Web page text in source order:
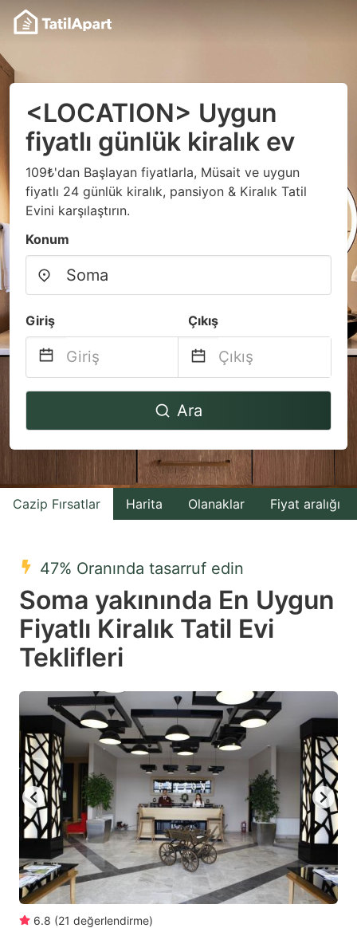
<LOCATION> Uygun
fiyatlı günlük kiralık ev
109₺'dan Başlayan fiyatlarla, Müsait ve uygun
fiyatlı 24 günlük kiralık, pansiyon & Kiralık Tatil
Evini karşılaştırın.
Konum
Giriş Çıkış
Navigate
to
interact
with
the
select
a
date.
Press
question
mark
key
get
the
keyboard
shortcuts
for
changing
Navigate
to
interact
with
the
select
a
date.
question
mark
key
to
the
keyboard
shortcuts
for
Ara
Cazip Fırsatlar Harita Olanaklar Fiyat aralığı
47% Oranında tasarruf edin
Soma yakınında En Uygun
Fiyatlı Kiralık Tatil Evi
Teklifleri
6.8 (21 değerlendirme)